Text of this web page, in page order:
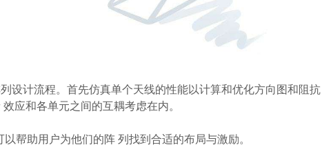
设计流程。首先仿真单个天线的性能以计算和优化方向图和阻
应和各单元之间的互耦考虑在内。
以帮助用户为他们的阵 列找到合适的布局与激励。